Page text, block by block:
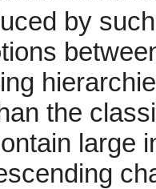
by
the
large